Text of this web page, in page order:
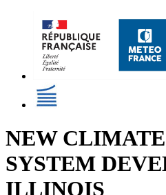
NEW
SYSTEM
ILLINOIS